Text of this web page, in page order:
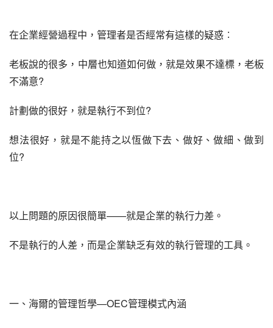
在企業經營過程中，管理者是否經常有這樣的疑惑︰
老板說的很多，中層也知道如何做，就是效果不達標，老板
不滿意?
計劃做的很好，就是執行不到位?
想法很好，就是不能持之以恆做下去、做好、做細、做到
位?
以上問題的原因很簡單——就是企業的執行力差。
不是執行的人差，而是企業缺乏有效的執行管理的工具。
一、海爾的管理哲學—OEC管理模式內涵